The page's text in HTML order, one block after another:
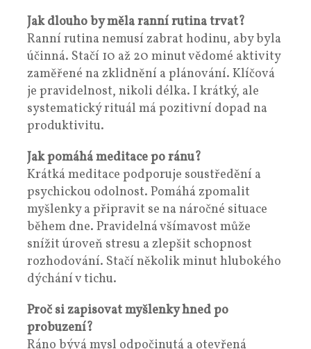
Jak dlouho by měla ranní rutina trvat?
Ranní rutina nemusí zabrat hodinu, aby byla
účinná. Stačí 10 až 20 minut vědomé aktivity
zaměřené na zklidnění a plánování. Klíčová
je pravidelnost, nikoli délka. I krátký, ale
systematický rituál má pozitivní dopad na
produktivitu.
Jak pomáhá meditace po ránu?
Krátká meditace podporuje soustředění a
psychickou odolnost. Pomáhá zpomalit
myšlenky a připravit se na náročné situace
během dne. Pravidelná všímavost může
snížit úroveň stresu a zlepšit schopnost
rozhodování. Stačí několik minut hlubokého
dýchání v tichu.
Proč si zapisovat myšlenky hned po
probuzení?
Ráno bývá mysl odpočinutá a otevřená